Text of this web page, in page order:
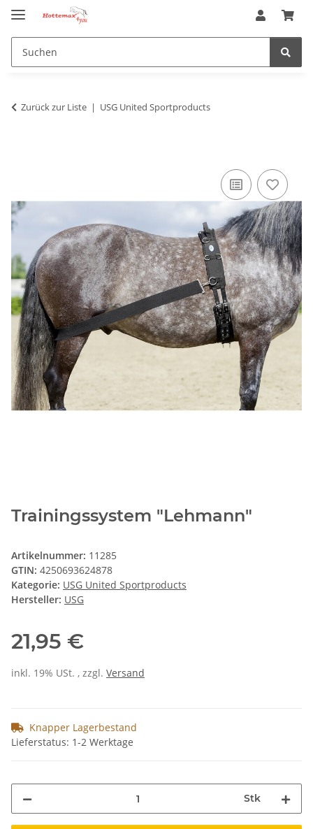
Zurück zur Liste USG United Sportproducts
Trainingssystem "Lehmann"
Artikelnummer: 11285
GTIN: 4250693624878
Kategorie: USG United Sportproducts
Hersteller: USG
21,95 €
inkl. 19% USt. , zzgl. Versand
Knapper Lagerbestand
Lieferstatus: 1-2 Werktage
Stk